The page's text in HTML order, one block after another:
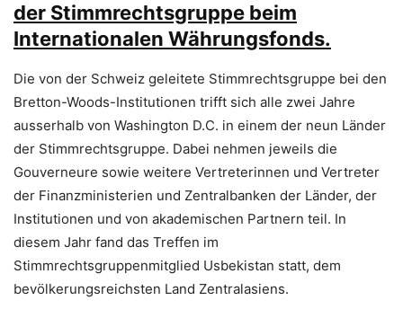
der Stimmrechtsgruppe beim
Internationalen Währungsfonds.
Die von der Schweiz geleitete Stimmrechtsgruppe bei den
Bretton-Woods-Institutionen trifft sich alle zwei Jahre
ausserhalb von Washington D.C. in einem der neun Länder
der Stimmrechtsgruppe. Dabei nehmen jeweils die
Gouverneure sowie weitere Vertreterinnen und Vertreter
der Finanzministerien und Zentralbanken der Länder, der
Institutionen und von akademischen Partnern teil. In
diesem Jahr fand das Treffen im
Stimmrechtsgruppenmitglied Usbekistan statt, dem
bevölkerungsreichsten Land Zentralasiens.